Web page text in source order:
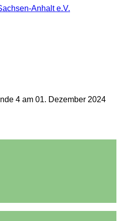
4 am 01. Dezember 2024